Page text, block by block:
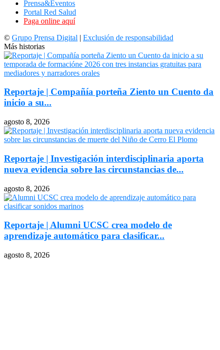
Prensa&Eventos
Portal Red Salud
Paga online aquí
© Grupo Prensa Digital | Exclusión de responsabilidad
Más historias
Reportaje | Compañía porteña Ziento un Cuento da
inicio a su...
agosto 8, 2026
Reportaje | Investigación interdisciplinaria aporta
nueva evidencia sobre las circunstancias de...
agosto 8, 2026
Reportaje | Alumni UCSC crea modelo de
aprendizaje automático para clasificar...
agosto 8, 2026